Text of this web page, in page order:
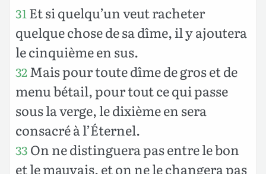
31 Et si quelqu’un veut racheter
quelque chose de sa dîme, il y ajoutera
le cinquième en sus.
32Mais pour toute dîme de gros et de
menu bétail, pour tout ce qui passe
sous la verge, le dixième en sera
consacré à l’Éternel.
33 On ne distinguera pas entre le bon
et le mauvais, et on ne le changera pas